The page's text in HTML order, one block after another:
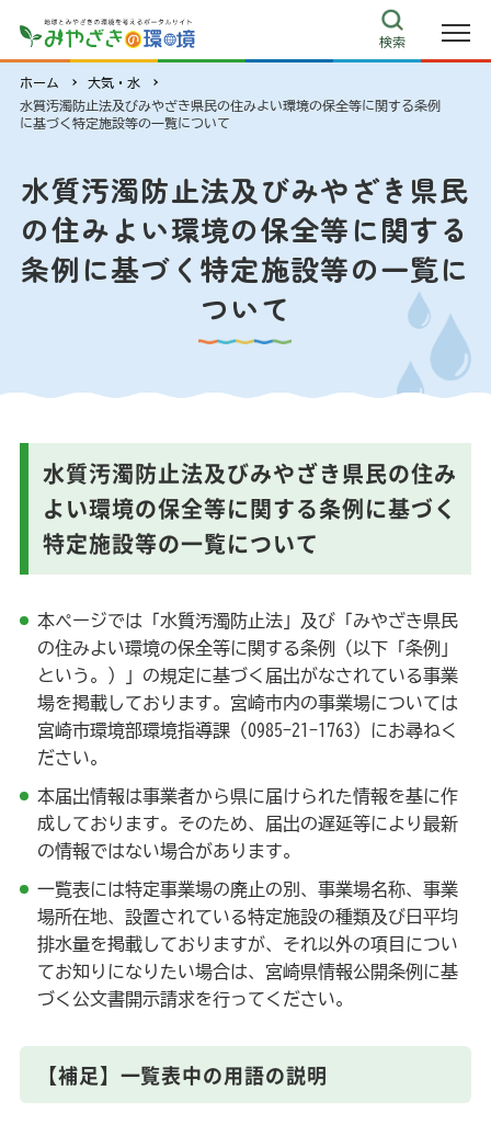
検索
ホーム
大気・水
水質汚濁防止法及びみやざき県民の住みよい環境の保全等に関する条例
に基づく特定施設等の一覧について
水質汚濁防止法及びみやざき県民
の住みよい環境の保全等に関する
条例に基づく特定施設等の一覧に
ついて
水質汚濁防止法及びみやざき県民の住み
よい環境の保全等に関する条例に基づく
特定施設等の一覧について
本ページでは「水質汚濁防止法」及び「みやざき県民
の住みよい環境の保全等に関する条例（以下「条例」
という。）」の規定に基づく届出がなされている事業
場を掲載しております。宮崎市内の事業場については
宮崎市環境部環境指導課（0985-21-1763）にお尋ねく
ださい。
本届出情報は事業者から県に届けられた情報を基に作
成しております。そのため、届出の遅延等により最新
の情報ではない場合があります。
一覧表には特定事業場の廃止の別、事業場名称、事業
場所在地、設置されている特定施設の種類及び日平均
排水量を掲載しておりますが、それ以外の項目につい
てお知りになりたい場合は、宮崎県情報公開条例に基
づく公文書開示請求を行ってください。
【補足】一覧表中の用語の説明
宮崎県環境情報センター ホームページ
動画コンテンツ
みやざき環境読本～ミライへの贈り物～
こどもエコクラブ
こどもエコチャレンジ推進事業
環境教育推進校（環境森林課、義務教育課・高校教育課）
リンク集
環境クイズ
よくある質問
このサイトについて